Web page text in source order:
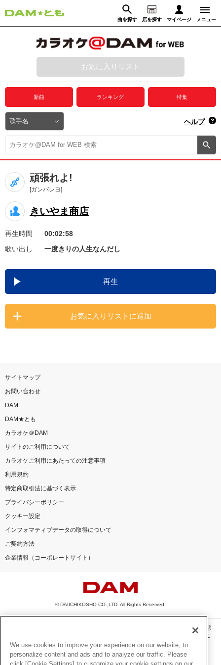
曲を探す 店を探す マイページ メニュー
動画からさがす 録音からさがす
ログイン
プレミアムサービス
DAM★とも動画
DAM★とも録音
カラオケ＠DAM
ユーザー検索
キャンペーン
お知らせ よくあるご質問
DAMの新曲・ランキングなど
カラオケ最新情報をチェック！
お気に入りリスト
新曲 ランキング 特集
ヘルプ
頑張れよ!
[ガンバレヨ]
きいやま商店
再生時間
00:02:58
歌い出し
一度きりの人生なんだし
再生
お気に入りリストに追加
サイトマップ
お問い合わせ
DAM
DAM★とも
カラオケ＠DAM
サイトのご利用について
カラオケご利用にあたっての注意事項
利用規約
特定商取引法に基づく表示
プライバシーポリシー
クッキー設定
インフォマティブデータの取得について
ご契約方法
企業情報（コーポレートサイト）
© DAIICHIKOSHO CO.,LTD. All Rights Reserved.
このサイトに掲載されている一切の文章・画像・写真・動画・音声等を、手段や形態
を問わず、著作権法の定める範囲を超えて無断で複製、転載、ファイル化などするこ
とを禁じます。
楽曲及びコンテンツは、機種によりご利用いただけない場合があります。
We use cookies to improve your experience on our website, to
personalize content and ads and to analyze our traffic. Please